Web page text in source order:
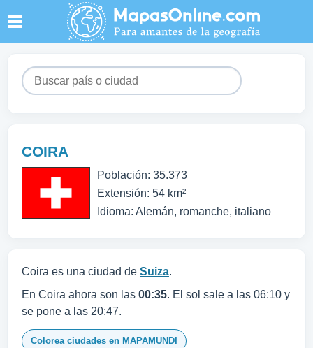
COIRA
Población: 35.373
Extensión: 54 km²
Idioma: Alemán, romanche, italiano
Coira es una ciudad de Suiza.
En Coira ahora son las 00:35. El sol sale a las 06:10 y
se pone a las 20:47.
Colorea ciudades en MAPAMUNDI